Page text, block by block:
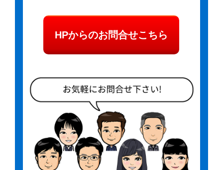
HPからのお問合せこちら